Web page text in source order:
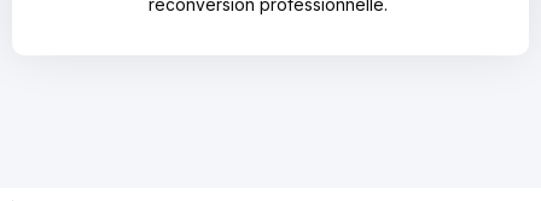
reconversion professionnelle.